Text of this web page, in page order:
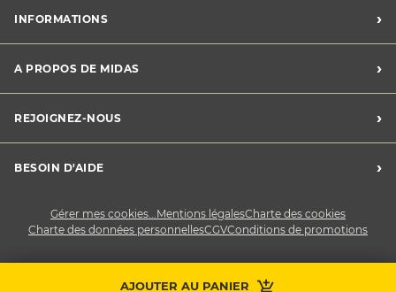
AJOUTER AU PANIER
INFORMATIONS ›
Charte des cookies
Charte des données personnelles
CGV
Conditions de promotions
A PROPOS DE MIDAS ›
Midas France
Développement durable
REJOIGNEZ-NOUS ›
Devenez franchisé
BESOIN D'AIDE ›
Gérer mes cookies...Mentions légalesCharte des cookies
Charte des données personnellesCGVConditions de promotions
Prendre RDV